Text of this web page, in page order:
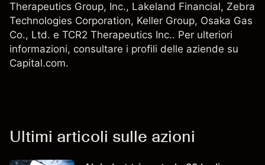
Therapeutics Group, Inc., Lakeland Financial, Zebra
Technologies Corporation, Keller Group, Osaka Gas
Co., Ltd. e TCR2 Therapeutics Inc.. Per ulteriori
informazioni, consultare i profili delle aziende su
Capital.com.
Ultimi articoli sulle azioni